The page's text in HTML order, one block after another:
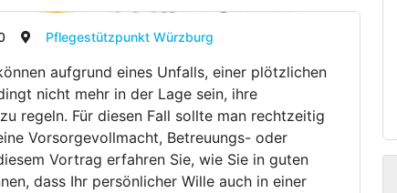
Pflegestützpunkt Würzburg
aufgrund eines Unfalls, einer plötzlichen
nicht mehr in der Lage sein, ihre
regeln. Für diesen Fall sollte man rechtzeitig
Vorsorgevollmacht, Betreuungs- oder
Vortrag erfahren Sie, wie Sie in guten
dass Ihr persönlicher Wille auch in einer